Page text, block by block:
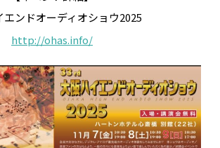
エンドオーディオショウ2025
http://ohas.info/